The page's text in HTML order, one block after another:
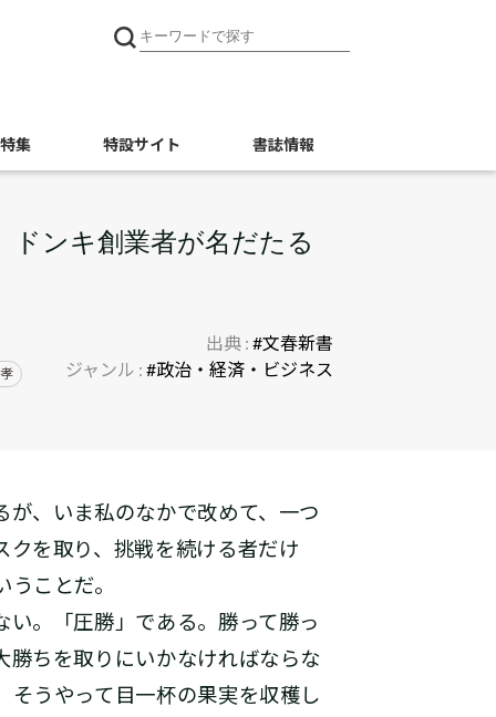
特集 特設サイト 書誌情報
ドンキ創業者が名だたる
出典 : #文春新書
ジャンル : #政治・経済・ビジネス
、いま私のなかで改めて、一つ
を取り、挑戦を続ける者だけ
ことだ。
。「圧勝」である。勝って勝っ
勝ちを取りにいかなければならな
うやって目一杯の果実を収穫し